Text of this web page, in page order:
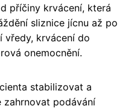
příčiny krvácení, která
sliznice jícnu až po
vředy, krvácení do
onemocnění.
stabilizovat a
zahrnovat podávání